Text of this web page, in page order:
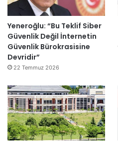
Yeneroğlu: “Bu Teklif Siber
Güvenlik Değil İnternetin
Güvenlik Bürokrasisine
Devridir”
22 Temmuz 2026